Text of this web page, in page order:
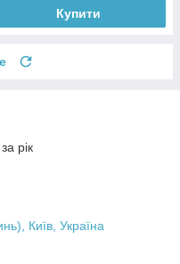
Купити
рік
Київ, Україна